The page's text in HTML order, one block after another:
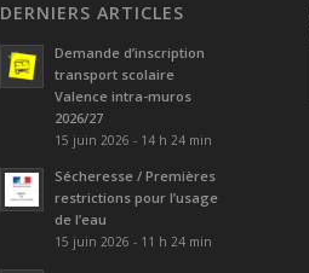
DERNIERS ARTICLES
Demande d’inscription
transport scolaire
Valence intra-muros
2026/27
15 juin 2026 - 14 h 24 min
Sécheresse / Premières
restrictions pour l’usage
de l’eau
15 juin 2026 - 11 h 24 min